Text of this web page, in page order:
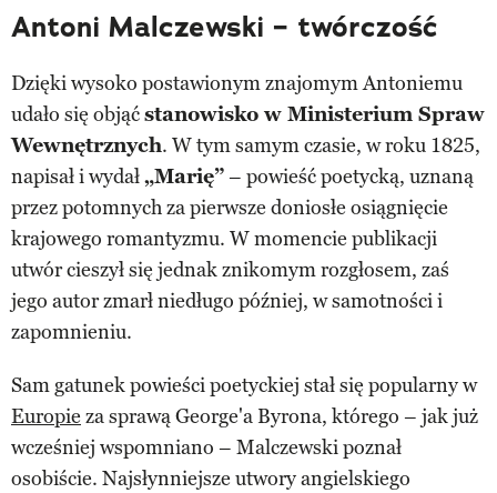
Antoni Malczewski – twórczość
Dzięki wysoko postawionym znajomym Antoniemu
udało się objąćstanowisko w Ministerium Spraw
Wewnętrznych. W tym samym czasie, w roku 1825,
napisał i wydał„Marię”– powieść poetycką, uznaną
przez potomnych za pierwsze doniosłe osiągnięcie
krajowego romantyzmu. W momencie publikacji
utwór cieszył się jednak znikomym rozgłosem, zaś
jego autor zmarł niedługo później, w samotności i
zapomnieniu.
Sam gatunek powieści poetyckiej stał się popularny w
Europie za sprawą George'a Byrona, którego – jak już
wcześniej wspomniano – Malczewski poznał
osobiście. Najsłynniejsze utwory angielskiego